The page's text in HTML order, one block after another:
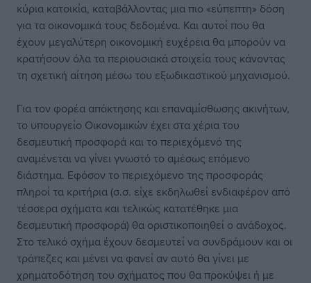
κύρια κατοικία, καταβάλλοντας μια πιο «εύπεπτη» δόση
για τα οικονομικά τους δεδομένα. Και αυτοί που θα
έχουν μεγαλύτερη οικονομική ευχέρεια θα μπορούν να
κρατήσουν όλα τα περιουσιακά στοιχεία τους κάνοντας
τη σχετική αίτηση μέσω του εξωδικαστικού μηχανισμού.
Για τον φορέα απόκτησης και επαναμίσθωσης ακινήτων,
το υπουργείο Οικονομικών έχει στα χέρια του
δεσμευτική προσφορά και το περιεχόμενό της
αναμένεται να γίνει γνωστό το αμέσως επόμενο
διάστημα. Εφόσον το περιεχόμενο της προσφοράς
πληροί τα κριτήρια (σ.σ. είχε εκδηλωθεί ενδιαφέρον από
τέσσερα σχήματα και τελικώς κατατέθηκε μια
δεσμευτική προσφορά) θα οριστικοποιηθεί ο ανάδοχος.
Στο τελικό σχήμα έχουν δεσμευτεί να συνδράμουν και οι
τράπεζες και μένει να φανεί αν αυτό θα γίνει με
χρηματοδότηση του σχήματος που θα προκύψει ή με